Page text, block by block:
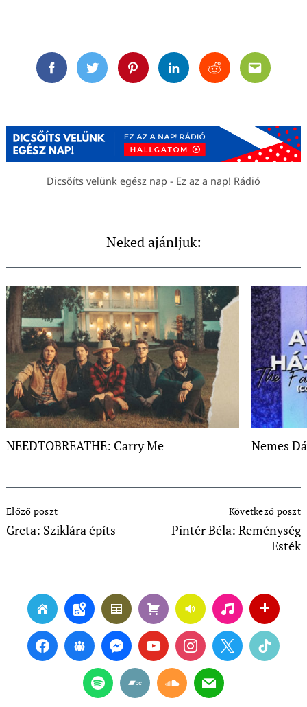
FacebookTwitterPinterestLinkedinRedditEmail
Dicsőíts velünk egész nap - Ez az a nap! Rádió
Neked ajánljuk:
NEEDTOBREATHE: Carry Me Nemes
Navigation
Előző poszt
Greta: Sziklára építs
Következő poszt
Pintér Béla: Reménység
Esték